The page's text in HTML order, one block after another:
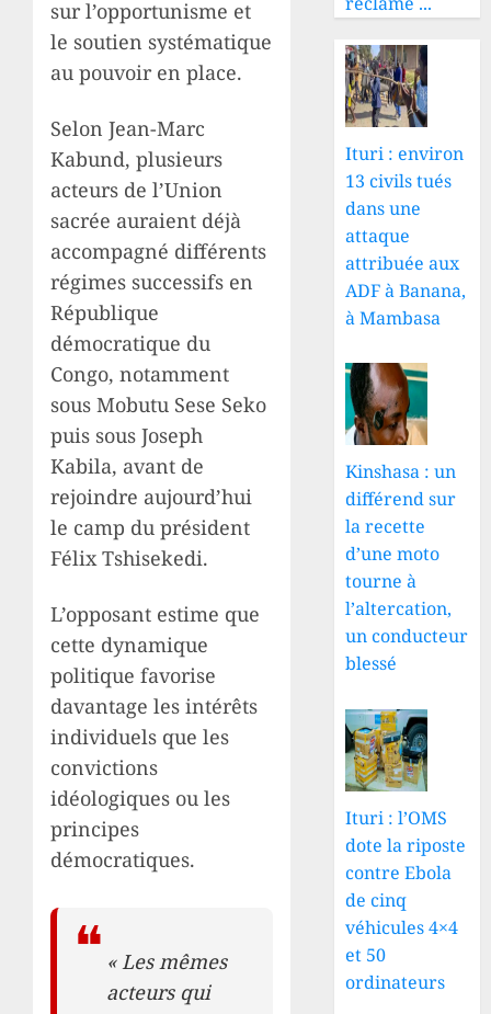
sur l’opportunisme et
le soutien systématique
au pouvoir en place.
Selon Jean-Marc
Kabund, plusieurs
acteurs de l’Union
sacrée auraient déjà
accompagné différents
régimes successifs en
République
démocratique du
Congo, notamment
sous Mobutu Sese Seko
puis sous Joseph
Kabila, avant de
rejoindre aujourd’hui
le camp du président
Félix Tshisekedi.
L’opposant estime que
cette dynamique
politique favorise
davantage les intérêts
individuels que les
convictions
idéologiques ou les
principes
démocratiques.
« Les mêmes
acteurs qui
Ituri : environ
13 civils tués
dans une
attaque
attribuée aux
ADF à Banana,
à Mambasa
Kinshasa : un
différend sur
la recette
d’une moto
tourne à
l’altercation,
un conducteur
blessé
Ituri : l’OMS
dote la riposte
contre Ebola
de cinq
véhicules 4×4
et 50
ordinateurs